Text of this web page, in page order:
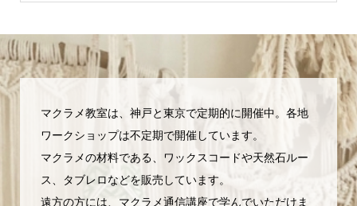
マクラメ教室は、神戸と東京で定期的に開催中。各地
ワークショップは不定期で開催しています。
マクラメの材料である、ワックスコードや天然石ルー
ス、タブレロなどを販売しています。
遠方の方には、マクラメ通信講座で学んでいただけま